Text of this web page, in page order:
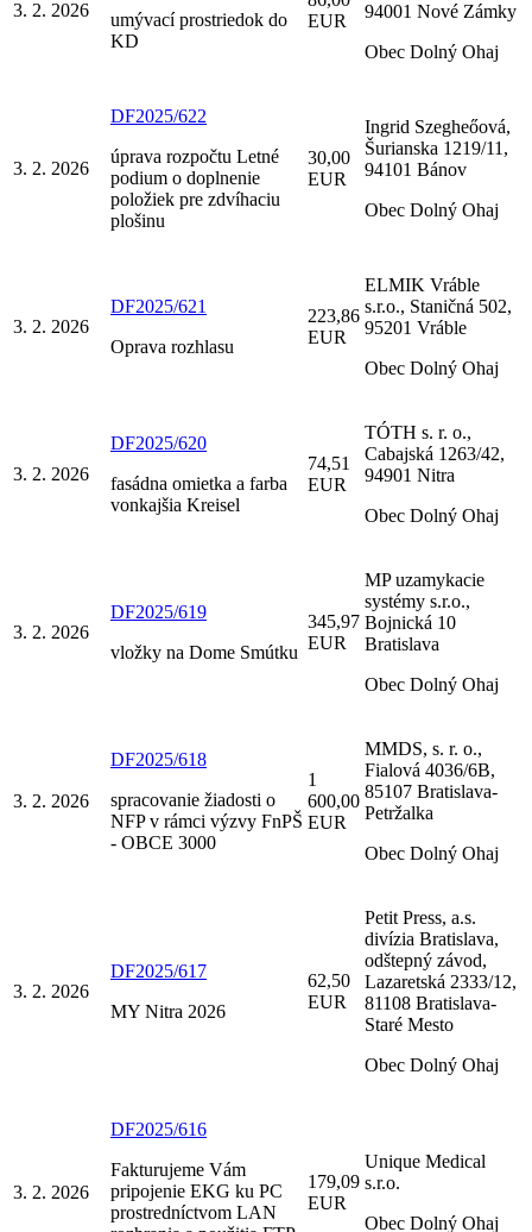
3. 2. 2026
umývací prostriedok do
KD
EUR
94001 Nové Zámky
Obec Dolný Ohaj
3. 2. 2026
DF2025/622
úprava rozpočtu Letné
podium o doplnenie
položiek pre zdvíhaciu
plošinu
30,00
EUR
Ingrid Szegheőová,
Šurianska 1219/11,
94101 Bánov
Obec Dolný Ohaj
3. 2. 2026
DF2025/621
Oprava rozhlasu
223,86
EUR
ELMIK Vráble
s.r.o., Staničná 502,
95201 Vráble
Obec Dolný Ohaj
3. 2. 2026
DF2025/620
fasádna omietka a farba
vonkajšia Kreisel
74,51
EUR
TÓTH s. r. o.,
Cabajská 1263/42,
94901 Nitra
Obec Dolný Ohaj
3. 2. 2026
DF2025/619
vložky na Dome Smútku
345,97
EUR
MP uzamykacie
systémy s.r.o.,
Bojnická 10
Bratislava
Obec Dolný Ohaj
3. 2. 2026
DF2025/618
spracovanie žiadosti o
NFP v rámci výzvy FnPŠ
- OBCE 3000
1
600,00
EUR
MMDS, s. r. o.,
Fialová 4036/6B,
85107 Bratislava-
Petržalka
Obec Dolný Ohaj
3. 2. 2026
DF2025/617
MY Nitra 2026
62,50
EUR
Petit Press, a.s.
divízia Bratislava,
odštepný závod,
Lazaretská 2333/12,
81108 Bratislava-
Staré Mesto
Obec Dolný Ohaj
3. 2. 2026
DF2025/616
Fakturujeme Vám
pripojenie EKG ku PC
prostredníctvom LAN
179,09
EUR
Unique Medical
s.r.o.
Obec Dolný Ohaj